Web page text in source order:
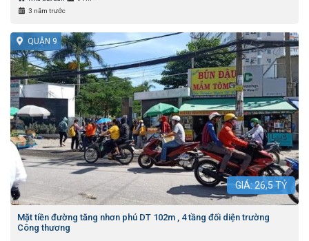
3 năm trước
QUẬN 9
GIÁ: 26,5 TỶ
Mặt tiền đường tăng nhơn phú DT 102m , 4 tầng đối diện trường
Công thương